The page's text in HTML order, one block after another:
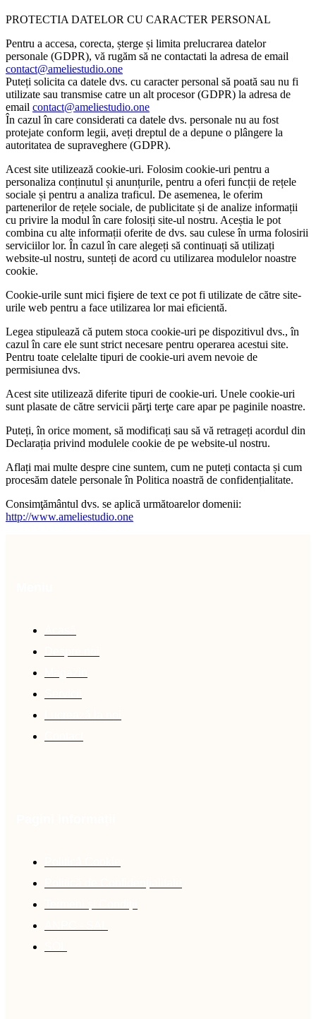
PROTECTIA DATELOR CU CARACTER PERSONAL
Pentru a accesa, corecta, șterge și limita prelucrarea datelor
personale (GDPR), vă rugăm să ne contactati la adresa de email
contact@ameliestudio.one
Puteți solicita ca datele dvs. cu caracter personal să poată sau nu fi
utilizate sau transmise catre un alt procesor (GDPR) la adresa de
email contact@ameliestudio.one
În cazul în care considerati ca datele dvs. personale nu au fost
protejate conform legii, aveți dreptul de a depune o plângere la
autoritatea de supraveghere (GDPR).
Acest site utilizează cookie-uri. Folosim cookie-uri pentru a
personaliza conținutul și anunțurile, pentru a oferi funcții de rețele
sociale și pentru a analiza traficul. De asemenea, le oferim
partenerilor de rețele sociale, de publicitate și de analize informații
cu privire la modul în care folosiți site-ul nostru. Aceștia le pot
combina cu alte informații oferite de dvs. sau culese în urma folosirii
serviciilor lor. În cazul în care alegeți să continuați să utilizați
website-ul nostru, sunteți de acord cu utilizarea modulelor noastre
cookie.
Cookie-urile sunt mici fişiere de text ce pot fi utilizate de către site-
urile web pentru a face utilizarea lor mai eficientă.
Legea stipulează că putem stoca cookie-uri pe dispozitivul dvs., în
cazul în care ele sunt strict necesare pentru operarea acestui site.
Pentru toate celelalte tipuri de cookie-uri avem nevoie de
permisiunea dvs.
Acest site utilizează diferite tipuri de cookie-uri. Unele cookie-uri
sunt plasate de către servicii părţi terţe care apar pe paginile noastre.
Puteți, în orice moment, să modificați sau să vă retrageți acordul din
Declarația privind modulele cookie de pe website-ul nostru.
Aflați mai multe despre cine suntem, cum ne puteți contacta și cum
procesăm datele personale în Politica noastră de confidențialitate.
Consimţământul dvs. se aplică următoarelor domenii:
http://www.ameliestudio.one